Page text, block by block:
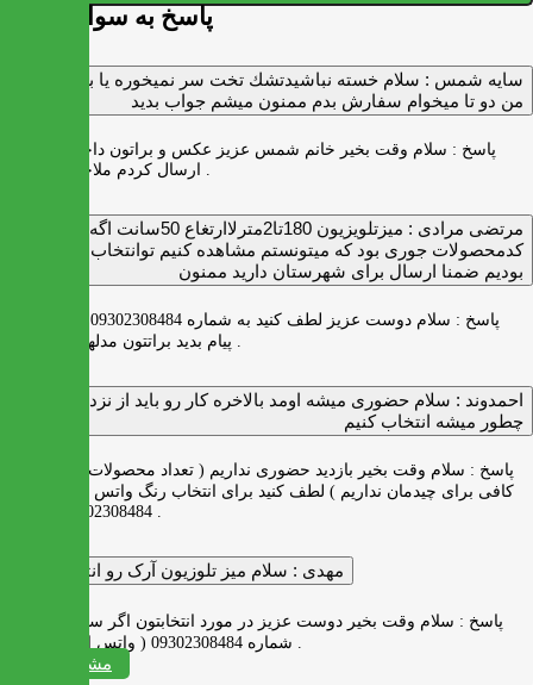
پاسخ به سوالات شما
سايه شمس : سلام خسته نباشيدتشك تخت سر نميخوره يا برنميگرده
من دو تا ميخوام سفارش بدم ممنون ميشم جواب بديد
پاسخ : سلام وقت بخیر خانم شمس عزیز عکس و براتون داخل واتس اپ
ارسال کردم ملاحظه بفرمایید .
مرتضی مرادی :
میزتلویزیون 180تا2مترلاارتغاع 50سانت اگه
کدمحصولات جوری بود که میتونستم مشاهده کنیم توانتخاب راحت‌تر
بودیم ضمنا ارسال برای شهرستان دارید ممنون
پاسخ :
پیام بدید براتتون مدلها رو بفرستیم .
احمدوند : سلام حضوری میشه اومد بالاخره کار رو باید از نزدیک دید
چطور میشه انتخاب کنیم
پاسخ : سلام وقت بخیر بازدید حضوری نداریم ( تعداد محصولات زیاد و فضای
کافی برای چیدمان نداریم ) لطف کنید برای انتخاب رنگ واتس اپ به شماره
مهدی : سلام میز تلوزیون آرک رو انتخاب کردم
پاسخ : سلام وقت بخیر دوست عزیز در مورد انتخابتون اگر سوالی دارید به
شماره 09302308484 ( واتس اپ ) پیام بدید .
مشاهده همه